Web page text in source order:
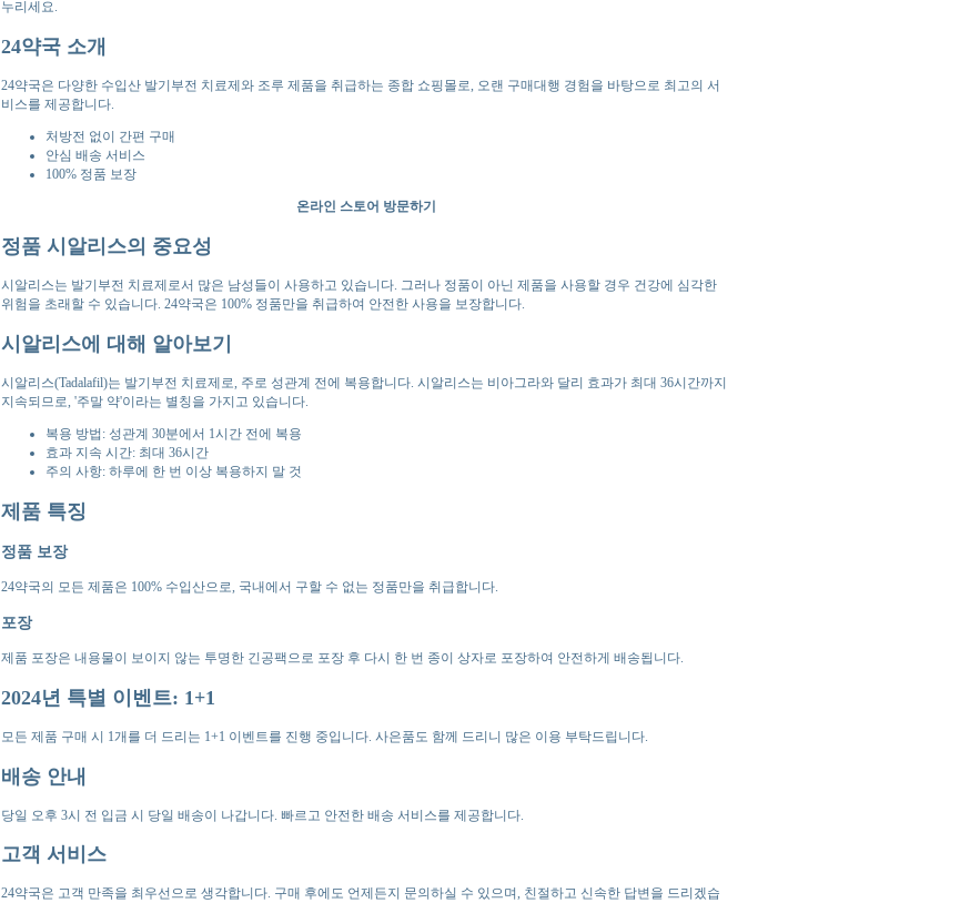
누리세요.
24약국 소개
24약국은 다양한 수입산 발기부전 치료제와 조루 제품을 취급하는 종합 쇼핑몰로, 오랜 구매대행 경험을 바탕으로 최고의 서
비스를 제공합니다.
처방전 없이 간편 구매
안심 배송 서비스
100% 정품 보장
온라인 스토어 방문하기
정품 시알리스의 중요성
시알리스는 발기부전 치료제로서 많은 남성들이 사용하고 있습니다. 그러나 정품이 아닌 제품을 사용할 경우 건강에 심각한
위험을 초래할 수 있습니다. 24약국은 100% 정품만을 취급하여 안전한 사용을 보장합니다.
시알리스에 대해 알아보기
시알리스(Tadalafil)는 발기부전 치료제로, 주로 성관계 전에 복용합니다. 시알리스는 비아그라와 달리 효과가 최대 36시간까지
지속되므로, '주말 약'이라는 별칭을 가지고 있습니다.
복용 방법: 성관계 30분에서 1시간 전에 복용
효과 지속 시간: 최대 36시간
주의 사항: 하루에 한 번 이상 복용하지 말 것
제품 특징
정품 보장
24약국의 모든 제품은 100% 수입산으로, 국내에서 구할 수 없는 정품만을 취급합니다.
포장
제품 포장은 내용물이 보이지 않는 투명한 긴공팩으로 포장 후 다시 한 번 종이 상자로 포장하여 안전하게 배송됩니다.
2024년 특별 이벤트: 1+1
모든 제품 구매 시 1개를 더 드리는 1+1 이벤트를 진행 중입니다. 사은품도 함께 드리니 많은 이용 부탁드립니다.
배송 안내
당일 오후 3시 전 입금 시 당일 배송이 나갑니다. 빠르고 안전한 배송 서비스를 제공합니다.
고객 서비스
24약국은 고객 만족을 최우선으로 생각합니다. 구매 후에도 언제든지 문의하실 수 있으며, 친절하고 신속한 답변을 드리겠습